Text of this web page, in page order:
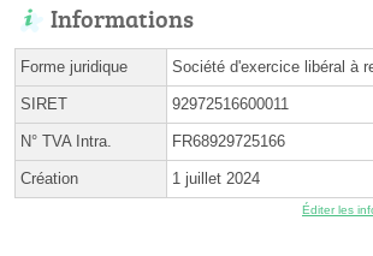
Informations
Forme juridique Société d'exercice libéral à
SIRET 92972516600011
N° TVA Intra. FR68929725166
Création 1 juillet 2024
Éditer les